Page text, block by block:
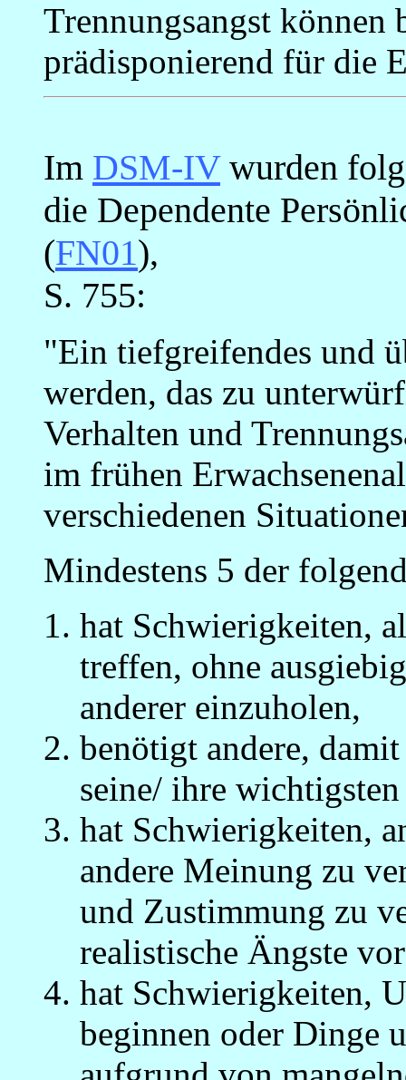
Trennungsangst
prädisponierend für die
Im DSM-IVwurden
die Dependente
(FN01),
S. 755:
"Ein tiefgreifendes und
werden, das zu
Verhalten und
im frühen
verschiedenen
Mindestens 5 der
hat Schwierigkeiten,
treffen, ohne
anderer einzuholen,
benötigt andere,
seine/ ihre
hat Schwierigkeiten,
andere Meinung zu
und Zustimmung zu
realistische Ängste
hat Schwierigkeiten,
beginnen oder Dinge